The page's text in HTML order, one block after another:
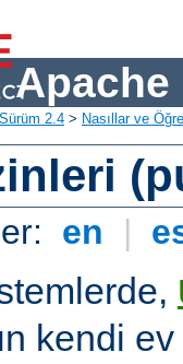
Apache
Sürüm 2.4 > Nasıllar ve
en |
kendi